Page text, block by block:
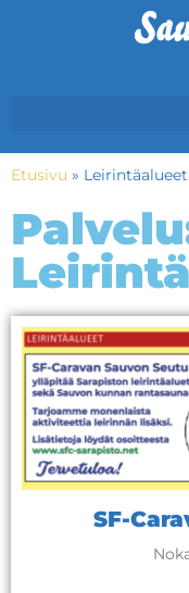
Etusivu » Leirintäalueet
SF-